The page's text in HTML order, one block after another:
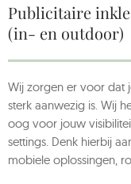
Publicitaire
(in- en outdoor)
Wij zorgen er voor dat
sterk aanwezig is. Wij
oog voor jouw
settings. Denk hierbij
mobiele oplossingen,